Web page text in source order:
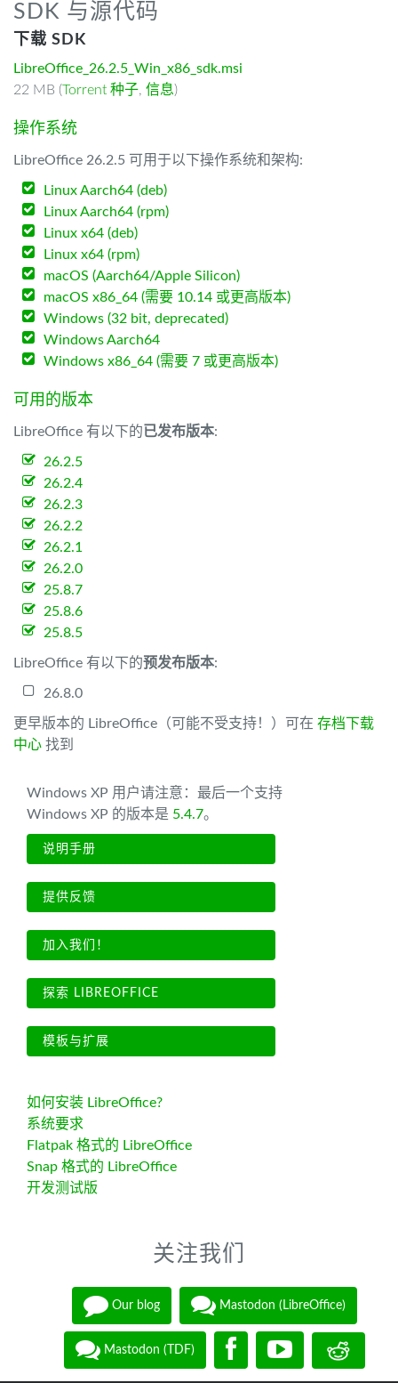
SDK 与源代码
下载 SDK
LibreOffice_26.2.5_Win_x86_sdk.msi
22 MB (Torrent 种子, 信息)
操作系统
LibreOffice 26.2.5 可用于以下操作系统和架构:
Linux Aarch64 (deb)
Linux Aarch64 (rpm)
Linux x64 (deb)
Linux x64 (rpm)
macOS (Aarch64/Apple Silicon)
macOS x86_64 (需要 10.14 或更高版本)
Windows (32 bit, deprecated)
Windows Aarch64
Windows x86_64 (需要 7 或更高版本)
可用的版本
LibreOffice 有以下的已发布版本:
26.2.5
26.2.4
26.2.3
26.2.2
26.2.1
26.2.0
25.8.7
25.8.6
25.8.5
LibreOffice 有以下的预发布版本:
26.8.0
更早版本的 LibreOffice（可能不受支持！）可在 存档下载
中心 找到
Windows XP 用户请注意：最后一个支持
Windows XP 的版本是 5.4.7。
说明手册
提供反馈
加入我们！
探索 LIBREOFFICE
模板与扩展
如何安装 LibreOffice?
系统要求
Flatpak 格式的 LibreOffice
Snap 格式的 LibreOffice
开发测试版
关注我们
Our blog Mastodon (LibreOffice)
Mastodon (TDF)